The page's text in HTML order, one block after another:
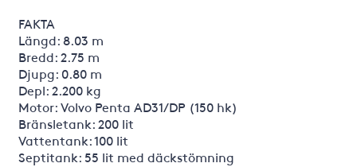
FAKTA
Längd: 8.03 m
Bredd: 2.75 m
Djupg: 0.80 m
Depl: 2.200 kg
Motor: Volvo Penta AD31/DP (150 hk)
Bränsletank: 200 lit
Vattentank: 100 lit
Septitank: 55 lit med däckstömning